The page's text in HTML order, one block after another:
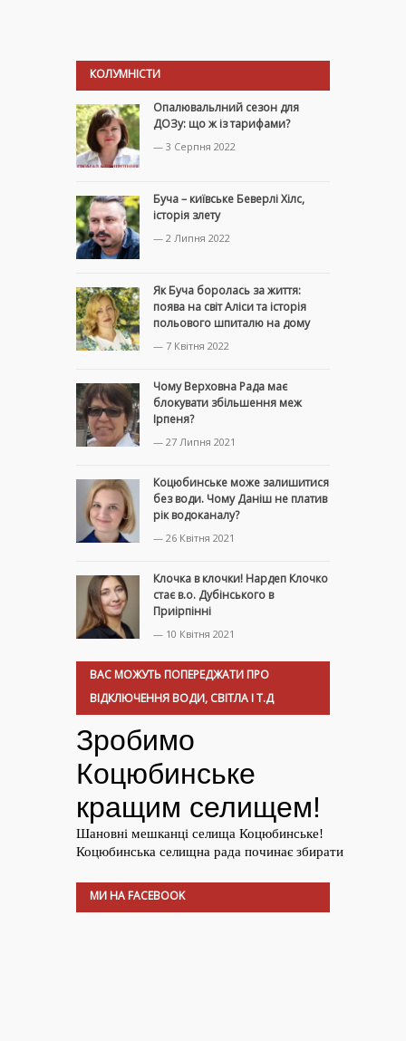
КОЛУМНІСТИ
Опалювальлний сезон для
ДОЗу: що ж із тарифами?
— 3 Серпня 2022
Буча – київське Беверлі Хілс,
історія злету
— 2 Липня 2022
Як Буча боролась за життя:
поява на світ Аліси та історія
польового шпиталю на дому
— 7 Квітня 2022
Чому Верховна Рада має
блокувати збільшення меж
Ірпеня?
— 27 Липня 2021
Коцюбинське може залишитися
без води. Чому Даніш не платив
рік водоканалу?
— 26 Квітня 2021
Клочка в клочки! Нардеп Клочко
стає в.о. Дубінського в
Приірпінні
— 10 Квітня 2021
ВАС МОЖУТЬ ПОПЕРЕДЖАТИ ПРО
ВІДКЛЮЧЕННЯ ВОДИ, СВІТЛА І Т.Д
МИ НА FACEBOOK